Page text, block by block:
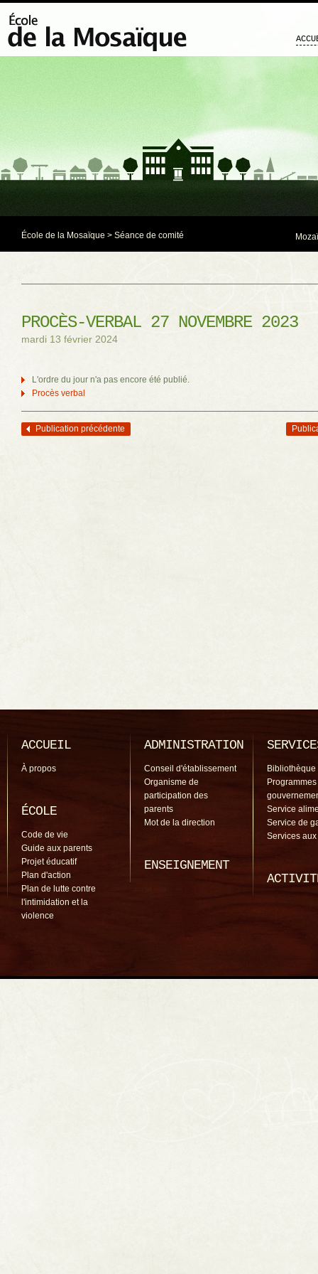
École de la Mosaïque > Séance de comité
PROCÈS-VERBAL 27 NOVEMBRE 2023
mardi 13 février 2024
L'ordre du jour n'a pas encore été publié.
Procès verbal
Navigation des articles
Publication précédente
ACCUEIL
À propos
ÉCOLE
Code de vie
Guide aux parents
Projet éducatif
Plan d'action
Plan de lutte contre
l'intimidation et la
violence
ADMINISTRATION
Conseil d'établissement
Organisme de
participation des
parents
Mot de la direction
ENSEIGNEMENT
Bibliothèque
Programmes
Service
Service de
Services